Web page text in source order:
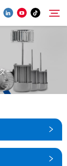
検索
ー